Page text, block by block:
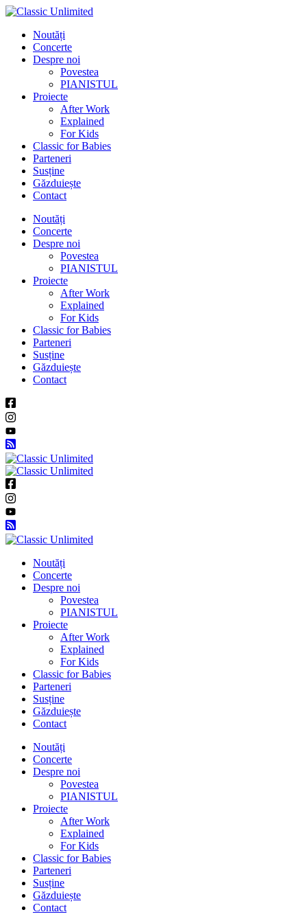
Noutăți
Concerte
Despre noi
Povestea
PIANISTUL
Proiecte
After Work
Explained
For Kids
Classic for Babies
Parteneri
Susține
Găzduiește
Contact
Noutăți
Concerte
Despre noi
Povestea
PIANISTUL
Proiecte
After Work
Explained
For Kids
Classic for Babies
Parteneri
Susține
Găzduiește
Contact
Noutăți
Concerte
Despre noi
Povestea
PIANISTUL
Proiecte
After Work
Explained
For Kids
Classic for Babies
Parteneri
Susține
Găzduiește
Contact
Noutăți
Concerte
Despre noi
Povestea
PIANISTUL
Proiecte
After Work
Explained
For Kids
Classic for Babies
Parteneri
Susține
Găzduiește
Contact